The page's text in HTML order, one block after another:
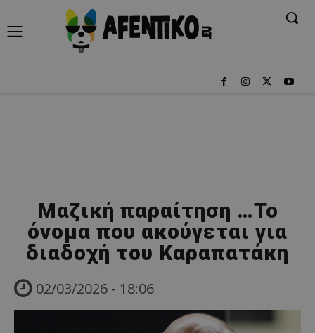
Mαζική παραίτηση …Το
όνομα που ακούγεται για
διαδοχή του Καραπατάκη
02/03/2026 - 18:06